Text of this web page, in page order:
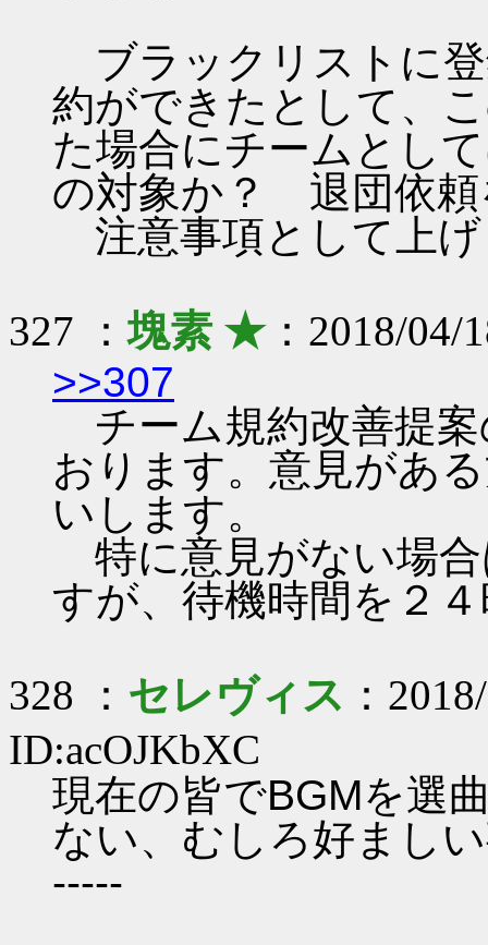
ブラックリストに
約ができたとして、
た場合にチームとし
の対象か？ 退団依頼
注意事項として上
327 ：塊素 ★：2018/04/
>>307
チーム規約改善提案
おります。意見があ
いします。
特に意見がない場
すが、待機時間を２
328 ： セレヴィス ：
ID:acOJKbXC
現在の皆でBGMを選
ない、むしろ好まし
-----